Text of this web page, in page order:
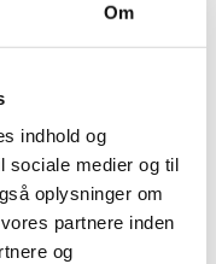
Om
indhold og
sociale medier og til
oplysninger om
partnere inden
og
bestemmer.
et borgerinitiativ
én million EU-
i en